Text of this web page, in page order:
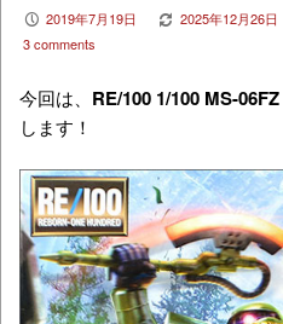
P 2019年7月19日 V 2025年12月26日
3 comments
今回は、 RE/100 1/100 MS-06FZ
します！